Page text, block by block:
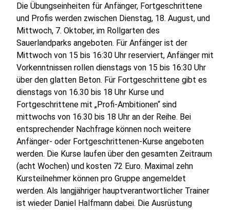
Die Übungseinheiten für Anfänger, Fortgeschrittene
und Profis werden zwischen Dienstag, 18. August, und
Mittwoch, 7. Oktober, im Rollgarten des
Sauerlandparks angeboten. Für Anfänger ist der
Mittwoch von 15 bis 16:30 Uhr reserviert, Anfänger mit
Vorkenntnissen rollen dienstags von 15 bis 16:30 Uhr
über den glatten Beton. Für Fortgeschrittene gibt es
dienstags von 16.30 bis 18 Uhr Kurse und
Fortgeschrittene mit „Profi-Ambitionen“ sind
mittwochs von 16.30 bis 18 Uhr an der Reihe. Bei
entsprechender Nachfrage können noch weitere
Anfänger- oder Fortgeschrittenen-Kurse angeboten
werden. Die Kurse laufen über den gesamten Zeitraum
(acht Wochen) und kosten 72 Euro. Maximal zehn
Kursteilnehmer können pro Gruppe angemeldet
werden. Als langjähriger hauptverantwortlicher Trainer
ist wieder Daniel Halfmann dabei. Die Ausrüstung